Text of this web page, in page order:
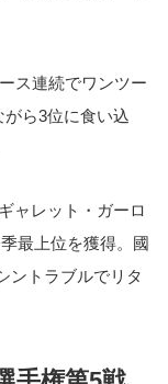
ス連続でワンツー
ら3位に食い込
ャレット・ガーロ
最上位を獲得。國
ントラブルでリタ